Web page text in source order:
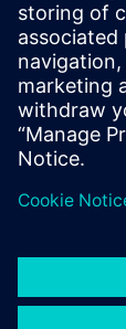
AIRIA ir
noslogojumu
nepietiekami
iekārtām un
Uzziniet